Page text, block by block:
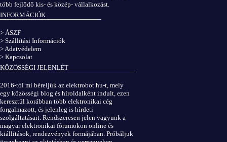
több fejlődő kis- és közép- vállalkozást.
INFORMÁCIÓK
> ÁSZF
> Szállítási Információk
> Adatvédelem
> Kapcsolat
KÖZÖSSÉGI JELENLÉT
2016-tól mi béreljük az elektrobot.hu-t, mely
egy közösségi blog és híroldalként indult, ezen
keresztül korábban több elektronikai cég
forgalmazott, és jelenleg is hírdeti
szolgáltatásait. Rendszeresen jelen vagyunk a
magyar elektronikai fórumokon online és
kiállítások, rendezvények formájában. Próbáljuk